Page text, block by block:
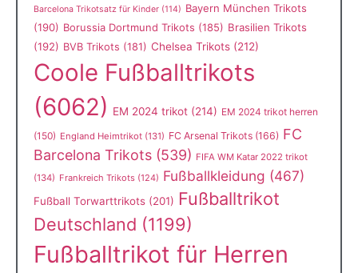
Barcelona Trikotsatz für Kinder (114) Bayern München Trikots
(190) Borussia Dortmund Trikots (185) Brasilien Trikots
(192) BVB Trikots (181) Chelsea Trikots (212)
Coole Fußballtrikots
(6062) EM 2024 trikot (214) EM 2024 trikot herren
(150) England Heimtrikot (131) FC Arsenal Trikots (166) FC
Barcelona Trikots (539) FIFA WM Katar 2022 trikot
(134) Frankreich Trikots (124) Fußballkleidung (467)
Fußball Torwarttrikots (201) Fußballtrikot
Deutschland (1199)
Fußballtrikot für Herren